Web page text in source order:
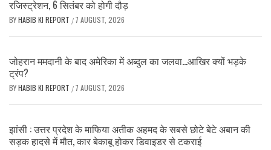
रजिस्ट्रेशन, 6 सितंबर को होगी दौड़
BYHABIB KI REPORT / 7 AUGUST, 2026
जोहरान ममदानी के बाद अमेरिका में अब्दुल का जलवा…आखिर क्यों भड़के
ट्रंप?
BYHABIB KI REPORT / 7 AUGUST, 2026
झांसी : उत्तर प्रदेश के माफिया अतीक अहमद के सबसे छोटे बेटे अबान की
सड़क हादसे में मौत, कार बेकाबू होकर डिवाइडर से टकराई